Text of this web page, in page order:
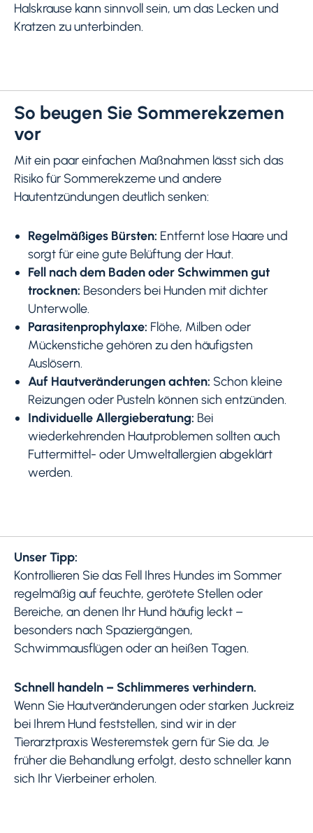
Halskrause kann sinnvoll sein, um das Lecken und
Kratzen zu unterbinden.
So beugen Sie Sommerekzemen
vor
Mit ein paar einfachen Maßnahmen lässt sich das
Risiko für Sommerekzeme und andere
Hautentzündungen deutlich senken:
Regelmäßiges Bürsten: Entfernt lose Haare und
sorgt für eine gute Belüftung der Haut.
Fell nach dem Baden oder Schwimmen gut
trocknen: Besonders bei Hunden mit dichter
Unterwolle.
Parasitenprophylaxe: Flöhe, Milben oder
Mückenstiche gehören zu den häufigsten
Auslösern.
Auf Hautveränderungen achten: Schon kleine
Reizungen oder Pusteln können sich entzünden.
Individuelle Allergieberatung: Bei
wiederkehrenden Hautproblemen sollten auch
Futtermittel- oder Umweltallergien abgeklärt
werden.
Unser Tipp:
Kontrollieren Sie das Fell Ihres Hundes im Sommer
regelmäßig auf feuchte, gerötete Stellen oder
Bereiche, an denen Ihr Hund häufig leckt –
besonders nach Spaziergängen,
Schwimmausflügen oder an heißen Tagen.
Schnell handeln – Schlimmeres verhindern.
Wenn Sie Hautveränderungen oder starken Juckreiz
bei Ihrem Hund feststellen, sind wir in der
Tierarztpraxis Westeremstek gern für Sie da. Je
früher die Behandlung erfolgt, desto schneller kann
sich Ihr Vierbeiner erholen.